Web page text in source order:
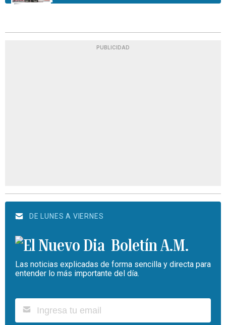
PUBLICIDAD
DE LUNES A VIERNES
Boletín A.M.
Las noticias explicadas de forma sencilla y directa para
entender lo más importante del día.